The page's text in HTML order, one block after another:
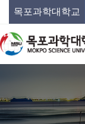
목포과학대학교